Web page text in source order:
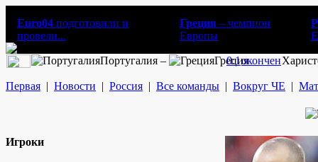
Euro04 подготовили и
провели...
Греция – чемпион
Европы
Португалия – Греция
0:1окончен
Первая | Новости | Россия | Все команды | Вокруг ЧЕ |
Игроки